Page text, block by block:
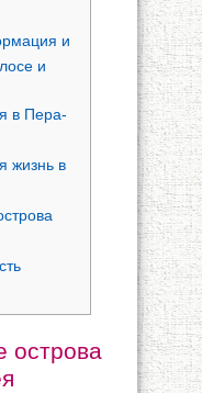
и
и
в Пера-
жизнь в
острова